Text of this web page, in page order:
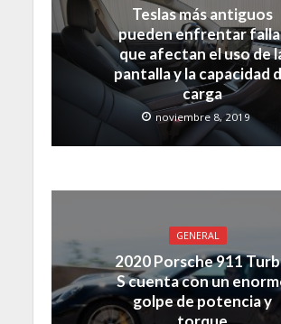
Teslas más antiguos
pueden enfrentar
que afectan el uso de
pantalla y la capacidad
carga
noviembre 8, 2019
GENERAL
2020 Porsche 911
S cuenta con un
golpe de potencia y